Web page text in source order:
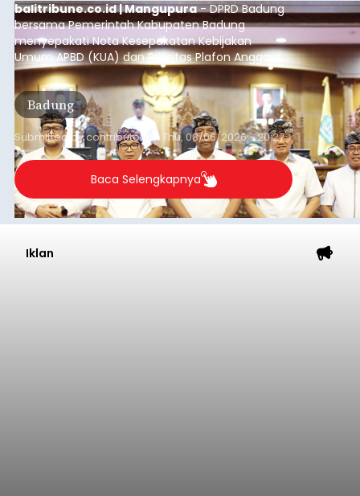
balitribune.co.id | Mangupura- DPRD Badung
bersama Pemerintah Kabupaten Badung
menyepakati Nota Kesepakatan Kebijakan
Umum APBD (KUA) dan Prioritas Plafon Anggaran
Sementara (PPAS) Tahun Anggaran 2027 dalam
rapat paripurna yang digelar di Gedung DPRD
Badung, Kamis (6/8/2026).
Badung
Submitted bycontributor onThu, 08/06/2026 - 20:27
Baca Selengkapnya
Iklan